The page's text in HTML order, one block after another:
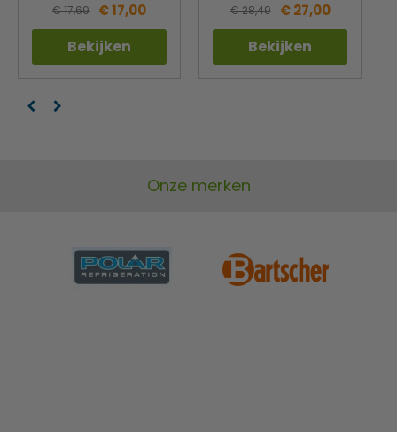
€ 17,69 € 17,00
Bekijken
€ 28,49 € 27,00
Bekijken
Onze merken